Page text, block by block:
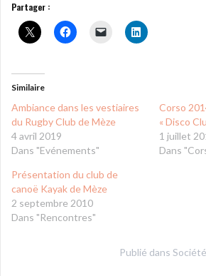
Partager :
Similaire
Ambiance dans les vestiaires
du Rugby Club de Mèze
4 avril 2019
Dans "Evénements"
Corso
« Disco
1 juillet
Dans
Présentation du club de
canoë Kayak de Mèze
2 septembre 2010
Dans "Rencontres"
Publié dans Société